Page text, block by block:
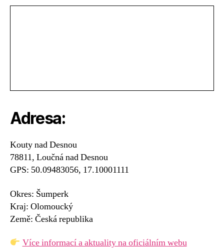
Adresa:
Kouty nad Desnou
78811, Loučná nad Desnou
GPS: 50.09483056, 17.10001111
Okres: Šumperk
Kraj: Olomoucký
Země: Česká republika
Více informací a aktuality na oficiálním webu